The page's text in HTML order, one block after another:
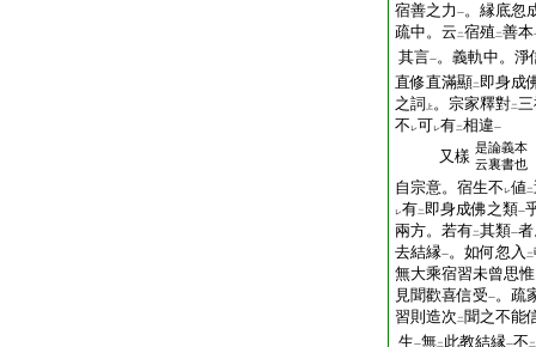
宿善之力 一。縁底忽
疏中。云 二宿殖 二善本
其言一。義軌中。淨
直修直滿顯二 即身成
之詞
上 。宗家釋對二
不 レ可レ有二相違一
又樣 是論義本
云裏書也
自宗意。宿生不 レ値二
レ有二 即身成佛之類一
兩方。若有二其類一
去結縁一。如何忽入 二
無大乘宿習未曾思
見聞歡喜信受一。疏
習則造次 二 聞之不能
生一無二 此教結縁一不 二